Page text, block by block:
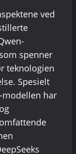
ved
spenner
teknologien
Spesielt
modellen har